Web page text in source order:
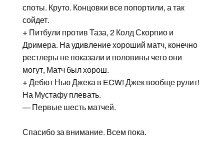
споты. Круто. Концовки все попортили, а так
сойдет.
+ Питбули против Таза, 2 Колд Скорпио и
Дримера. На удивление хороший матч, конечно
рестлеры не показали и половины чего они
могут, Матч был хорош.
+ Дебют Нью Джека в ECW! Джек вообще рулит!
На Мустафу плевать.
— Первые шесть матчей.
Спасибо за внимание. Всем пока.